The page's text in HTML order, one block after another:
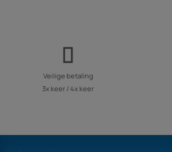
Veilige betaling
3x keer / 4x keer